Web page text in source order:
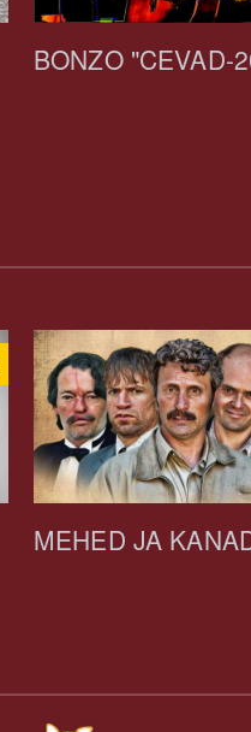
BONZO "CEVAD-
MEHED JA